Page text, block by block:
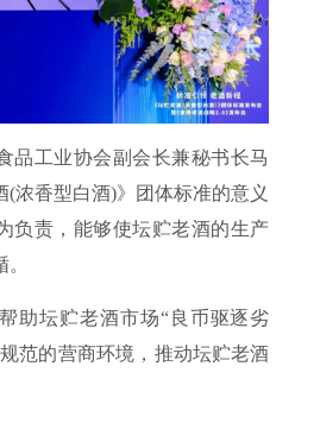
品工业协会副会长兼秘书长马
(浓香型白酒)》团体标准的意义
负责，能够使坛贮老酒的生产
助坛贮老酒市场“良币驱逐劣
范的营商环境，推动坛贮老酒